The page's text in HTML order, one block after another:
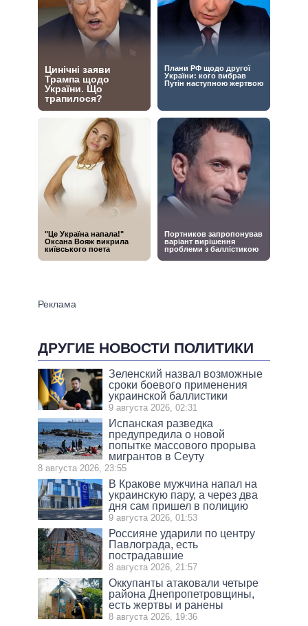
ДРУГИЕ НОВОСТИ ПОЛИТИКИ
Зеленский назвал возможные
сроки боевого применения
украинской баллистики
9 августа 2026, 02:31
Испанская разведка
предупредила о новой
попытке массового прорыва
мигрантов в Сеуту
8 августа 2026, 23:55
В Кракове мужчина напал на
украинскую пару, а через два
дня сам пришел в полицию
9 августа 2026, 01:53
Россияне ударили по центру
Павлограда, есть
пострадавшие
8 августа 2026, 21:57
Оккупанты атаковали четыре
района Днепропетровщины,
есть жертвы и ранены
8 августа 2026, 19:36